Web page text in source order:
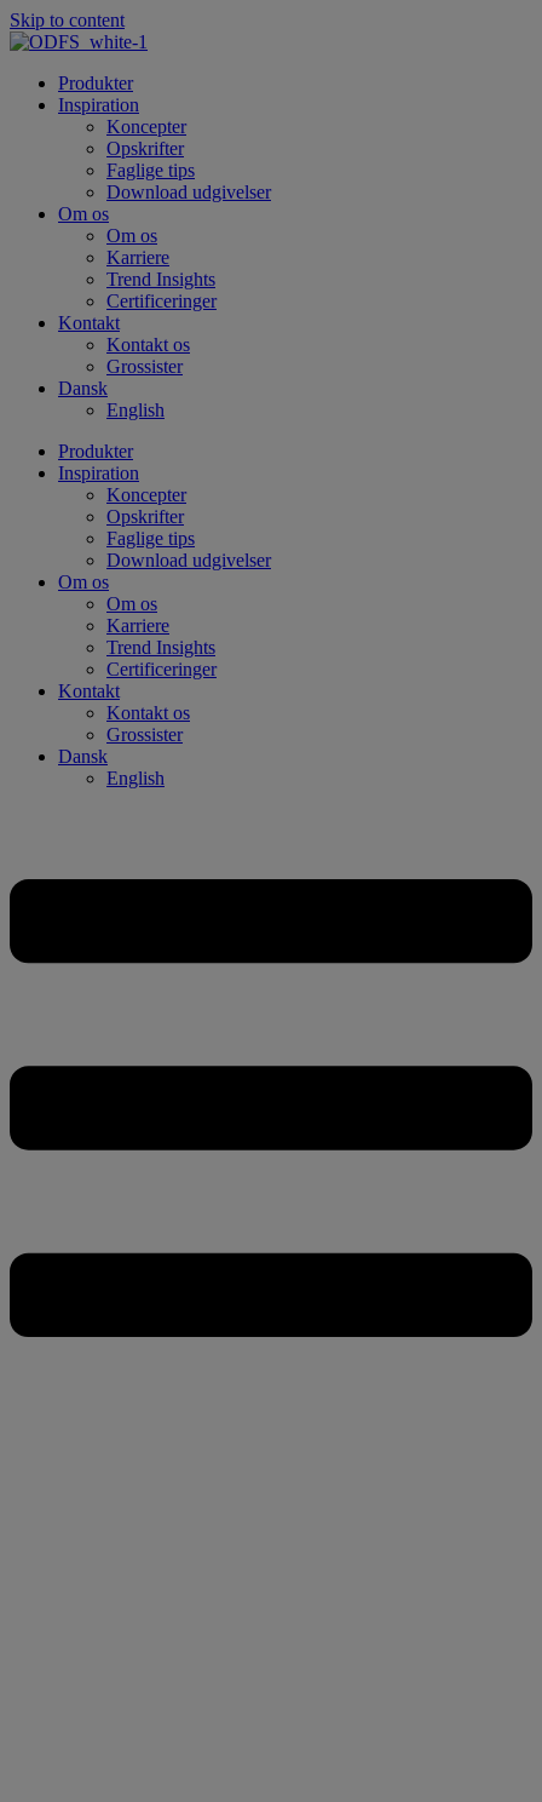
Skip to content
Produkter
Inspiration
Koncepter
Opskrifter
Faglige tips
Download udgivelser
Om os
Om os
Karriere
Trend Insights
Certificeringer
Kontakt
Kontakt os
Grossister
Dansk
English
Produkter
Inspiration
Koncepter
Opskrifter
Faglige tips
Download udgivelser
Om os
Om os
Karriere
Trend Insights
Certificeringer
Kontakt
Kontakt os
Grossister
Dansk
English